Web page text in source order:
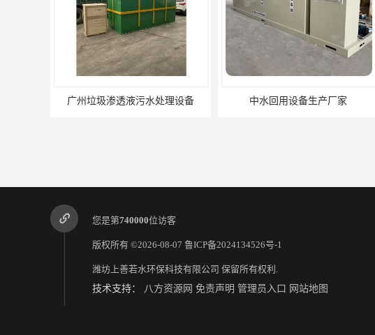
广州垃圾渗透液污水处理设备 中水回用设备生产厂家
广州玻璃钢化粪池 深圳旅游景区污水处理设备厂家
您是第740000位访客
版权所有 ©2026-08-07 鲁ICP备2024134526号-1
潍坊上善若水环保科技有限公司 保留所有权利.
技术支持： 八方资源网 免责声明 管理员入口 网站地图